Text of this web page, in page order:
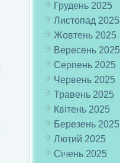
Грудень 2025
Листопад 2025
Жовтень 2025
Вересень 2025
Серпень 2025
Червень 2025
Травень 2025
Квітень 2025
Березень 2025
Лютий 2025
Січень 2025